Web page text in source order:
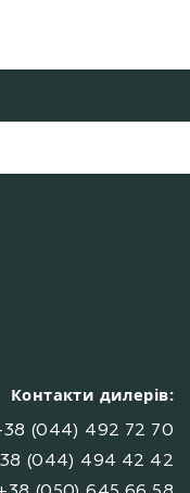
Контакти дилерів:
(044) 492 72 70
(044) 494 42 42